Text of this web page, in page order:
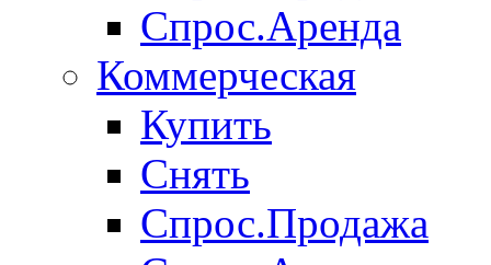
Спрос.Аренда
Коммерческая
Купить
Снять
Спрос.Продажа